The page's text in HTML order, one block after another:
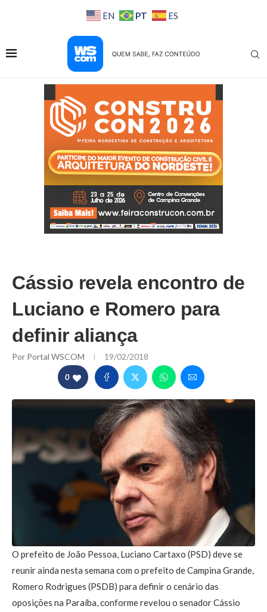
EN PT ES
Cássio revela encontro de
Luciano e Romero para
definir aliança
Por Portal WSCOM 19/02/2018
0
O prefeito de João Pessoa, Luciano Cartaxo (PSD) deve se
reunir ainda nesta semana com o prefeito de Campina Grande,
Romero Rodrigues (PSDB) para definir o cenário das
oposições na Paraíba, conforme revelou o senador Cássio